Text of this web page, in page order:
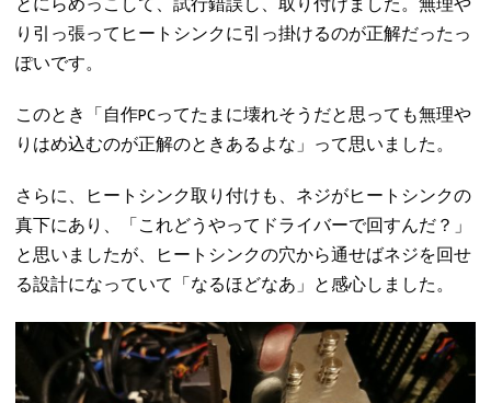
とにらめっこして、試行錯誤し、取り付けました。無理や
り引っ張ってヒートシンクに引っ掛けるのが正解だったっ
ぽいです。
このとき「自作PCってたまに壊れそうだと思っても無理や
りはめ込むのが正解のときあるよな」って思いました。
さらに、ヒートシンク取り付けも、ネジがヒートシンクの
真下にあり、「これどうやってドライバーで回すんだ？」
と思いましたが、ヒートシンクの穴から通せばネジを回せ
る設計になっていて「なるほどなあ」と感心しました。